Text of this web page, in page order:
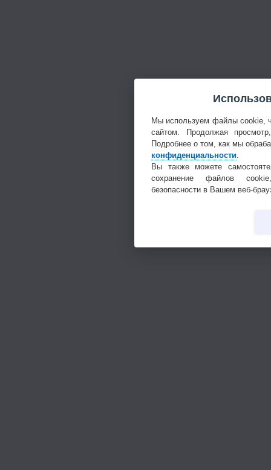
Мы используем файлы cookie,
сайтом. Продолжая
Подробнее о том, как мы
конфиденциальности
Вы также можете
сохранение файлов
безопасности в Вашем веб-